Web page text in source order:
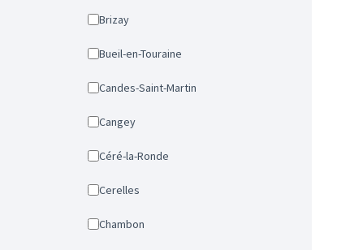
Brizay
Bueil-en-Touraine
Candes-Saint-Martin
Cangey
Céré-la-Ronde
Cerelles
Chambon